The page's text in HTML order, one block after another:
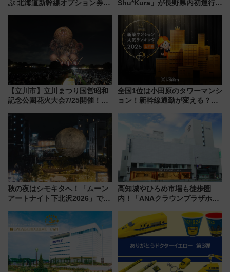
ぷ 北海道新幹線オプション券」
Shu*Kura」が長野県内初運行！
別企画
【立川市】立川まつり国営昭和
記念公園花火大会7/25開催！
混雑に要注意、その理由は
全国1位は小田原のタワーマンシ
ョン！新幹線通勤が変える？
【新築マンション人気ランキン
秋の夜はシモキタへ！「ムーン
アートナイト下北沢2026」でイ
を満喫しよう
高知城やひろめ市場も徒歩圏
内！「ANAクラウンプラザホテ